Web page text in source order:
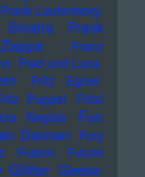
Frank Laufenberg
Sinatra
Frank
Franz
Fred und Luna
Fritz Egner
Puppel
Fritzi
Regida
Fun
Dannen Fury
Fusion
Future
Glitter Geese